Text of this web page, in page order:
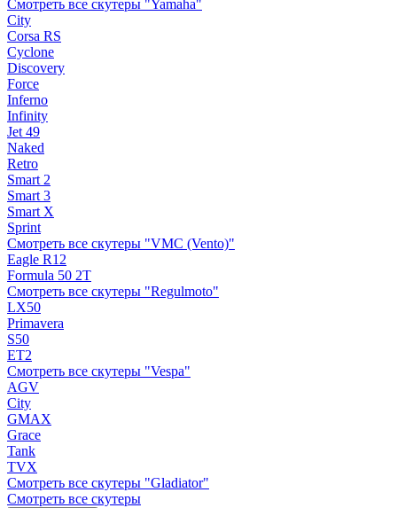
Смотреть все скутеры "Yamaha"
City
Corsa RS
Cyclone
Discovery
Force
Inferno
Infinity
Jet 49
Naked
Retro
Smart 2
Smart 3
Smart X
Sprint
Смотреть все скутеры "VMC (Vento)"
Eagle R12
Formula 50 2Т
Смотреть все скутеры "Regulmoto"
LX50
Primavera
S50
ET2
Смотреть все скутеры "Vespa"
AGV
City
GMAX
Grace
Tank
TVX
Смотреть все скутеры "Gladiator"
Смотреть все скутеры